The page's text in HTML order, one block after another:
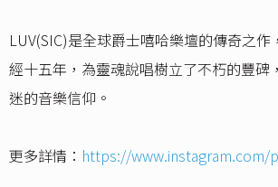
LUV(SIC)是全球爵士嘻哈樂壇的傳奇之
經十五年，為靈魂說唱樹立了不朽的豐碑
迷的音樂信仰。
更多詳情： https://www.instagram.com/